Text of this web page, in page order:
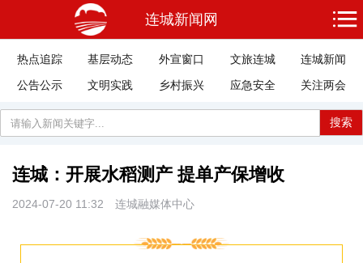
连城新闻网
热点追踪 基层动态 外宣窗口 文旅连城
连城新闻
公告公示
文明实践 乡村振兴 应急安全 关注两会
搜索
连城：开展水稻测产 提单产保增收
2024-07-20 11:32 连城融媒体中心